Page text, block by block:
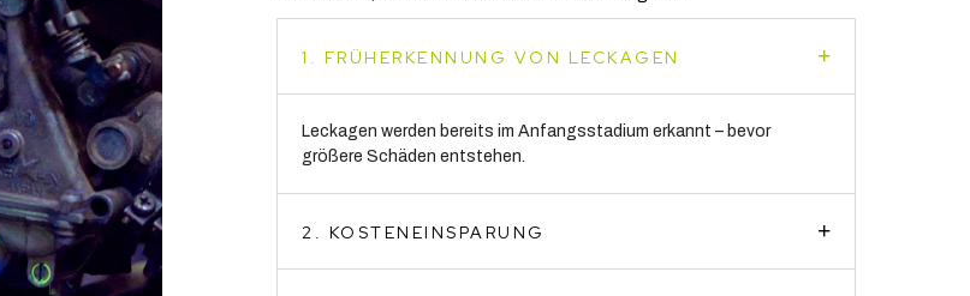
1. FRÜHERKENNUNG VON LECKAGEN
Leckagen werden bereits im Anfangsstadium erkannt – bevor
größere Schäden entstehen.
2. KOSTENEINSPARUNG